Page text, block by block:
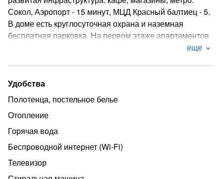
Сокол, Аэропорт - 15 минут, МЦД Красный балтиец - 5.
В доме есть круглосуточная охрана и наземная
бесплатная парковка. На первом этаже апартаментов
расположена кухня-гостиная со всем необходимым
еще
Удобства
Полотенца, постельное белье
Отопление
Горячая вода
Беспроводной интернет (Wi‑Fi)
Телевизор